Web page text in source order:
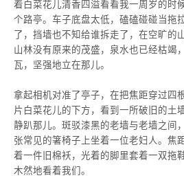
着白菜花儿清香四溢看看我一周岁的时
个路亭。车子底盘太低，磕磕碰碰当拖
了，挡墙也不知给谁拆走了，在空旷的
山林没有原来的茂盛，泉水也已经枯竭
瓦，坚强地立在那儿。
拿起相机对准了亭子，在把焦距穿过四
片白菜花儿的下方，看到一所破旧的土
静趴那儿。斑驳漆黑的老墙与老墙之间
张常见的箸椅子上坐着一位老妇人。焦
着一件旧棉袄，光着的脚里套着一双拖
木然地看着我们。